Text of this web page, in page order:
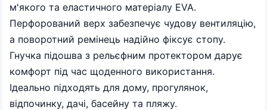
м'якого та еластичного матеріалу EVA.
Перфорований верх забезпечує чудову вентиляцію,
а поворотний ремінець надійно фіксує стопу.
Гнучка підошва з рельєфним протектором дарує
комфорт під час щоденного використання.
Ідеально підходять для дому, прогулянок,
відпочинку, дачі, басейну та пляжу.